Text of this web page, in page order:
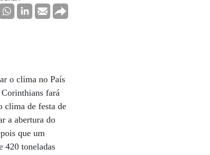
o clima no País
fará
clima de festa de
a abertura do
que um
420 toneladas